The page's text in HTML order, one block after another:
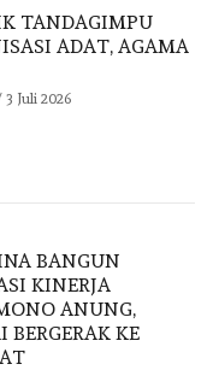
TANDAGIMPU
ADAT, AGAMA
3 Juli 2026
BANGUN
KINERJA
ANUNG,
KE